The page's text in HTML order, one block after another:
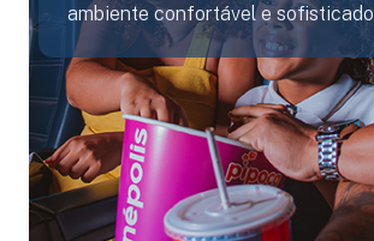
ambiente confortável e sofisticado